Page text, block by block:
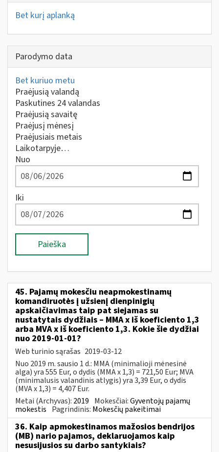
Bet kurį aplanką
Parodymo data
Bet kuriuo metu
Praėjusią valandą
Paskutines 24 valandas
Praėjusią savaitę
Praėjusį mėnesį
Praėjusiais metais
Laikotarpyje…
Nuo
Iki
Paieška
45. Pajamų mokesčiu neapmokestinamų
komandiruotės į užsienį dienpinigių
apskaičiavimas taip pat siejamas su
nustatytais dydžiais – MMA x iš koeficiento 1,3
arba MVA x iš koeficiento 1,3. Kokie šie dydžiai
nuo 2019-01-01?
Web turinio sąrašas 2019-03-12
Nuo 2019 m. sausio 1 d.: MMA (minimalioji mėnesinė
alga) yra 555 Eur, o dydis (MMA x 1,3) = 721,50 Eur; MVA
(minimalusis valandinis atlygis) yra 3,39 Eur, o dydis
(MVA x 1,3) = 4,407 Eur.
Metai (Archyvas): 2019 Mokesčiai:Gyventojų pajamų
mokestis Pagrindinis: Mokesčių pakeitimai
36. Kaip apmokestinamos mažosios bendrijos
(MB) nario pajamos, deklaruojamos kaip
nesusijusios su darbo santykiais?